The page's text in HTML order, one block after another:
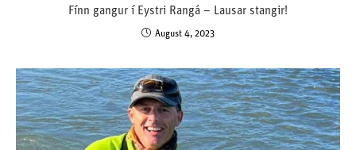
Fínn gangur í Eystri Rangá – Lausar stangir!
August 4, 2023